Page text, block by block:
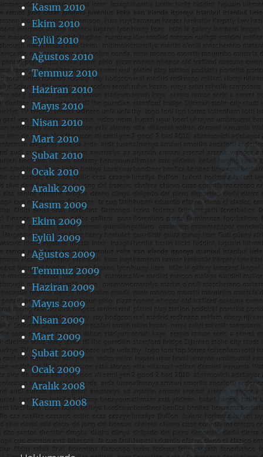
Kasım 2010
Ekim 2010
Eylül 2010
Ağustos 2010
Temmuz 2010
Haziran 2010
Mayıs 2010
Nisan 2010
Mart 2010
Şubat 2010
Ocak 2010
Aralık 2009
Kasım 2009
Ekim 2009
Eylül 2009
Ağustos 2009
Temmuz 2009
Haziran 2009
Mayıs 2009
Nisan 2009
Mart 2009
Şubat 2009
Ocak 2009
Aralık 2008
Kasım 2008